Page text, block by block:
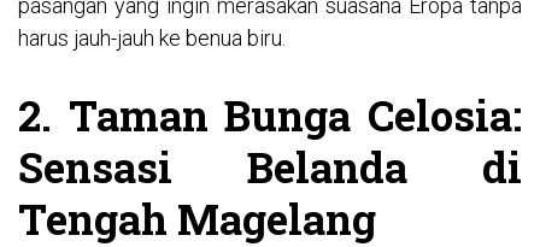
pasangan yang ingin merasakan suasana Eropa tanpa
harus jauh-jauh ke benua biru.
2. Taman Bunga Celosia:
Sensasi Belanda di
Tengah Magelang